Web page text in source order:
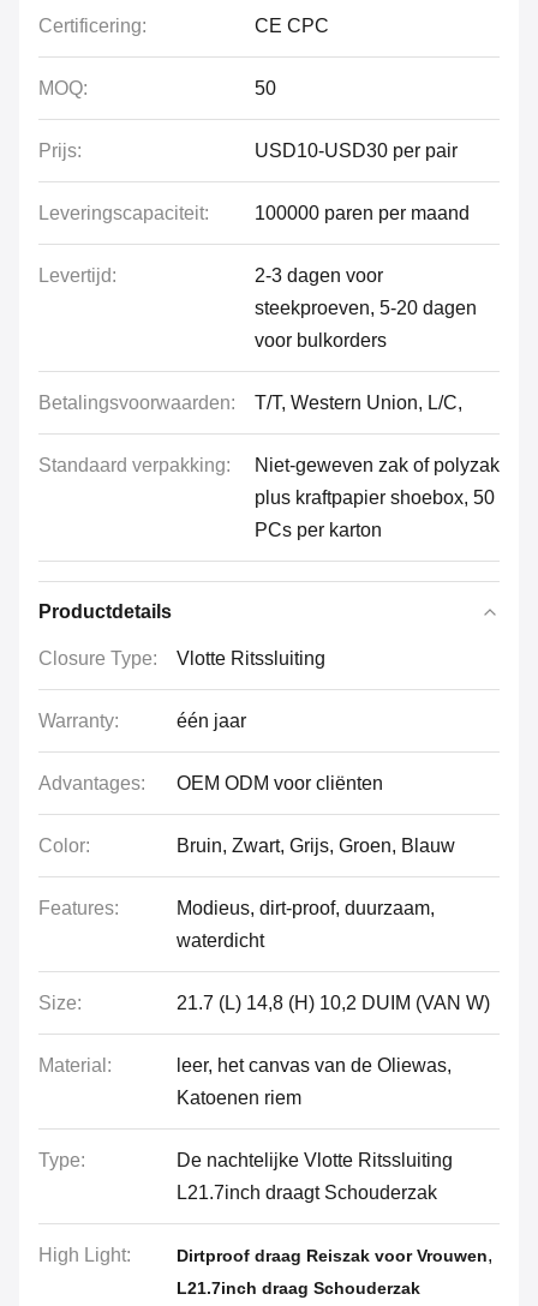
Certificering: CE CPC
MOQ: 50
Prijs: USD10-USD30 per pair
Leveringscapaciteit: 100000 paren per maand
Levertijd:
2-3 dagen voor
steekproeven, 5-20 dagen
voor bulkorders
Betalingsvoorwaarden: T/T, Western Union, L/C,
Standaard verpakking:
Niet-geweven zak of polyzak
plus kraftpapier shoebox, 50
PCs per karton
Productdetails
Closure Type: Vlotte Ritssluiting
Warranty: één jaar
Advantages: OEM ODM voor cliënten
Color: Bruin, Zwart, Grijs, Groen, Blauw
Features:
Modieus, dirt-proof, duurzaam,
waterdicht
Size: 21.7 (L) 14,8 (H) 10,2 DUIM (VAN W)
Material:
leer, het canvas van de Oliewas,
Katoenen riem
Type:
De nachtelijke Vlotte Ritssluiting
L21.7inch draagt Schouderzak
High Light: Dirtproof draag Reiszak voor Vrouwen,
L21.7inch draag Schouderzak